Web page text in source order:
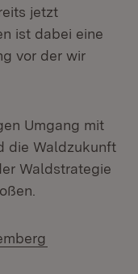
jetzt
ist dabei eine
vor der wir
Umgang mit
die Waldzukunft
Waldstrategie